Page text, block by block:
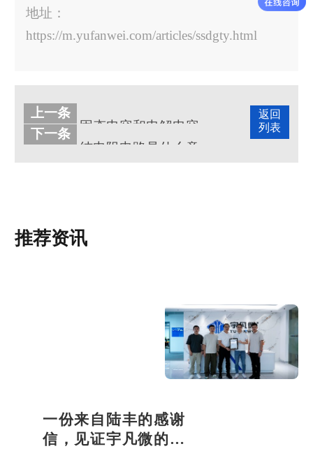
地址：
https://m.yufanwei.com/articles/ssdgty.html
返回
列表
上一条
下一条
推荐资讯
一份来自陆丰的感谢
信，见证宇凡微的社